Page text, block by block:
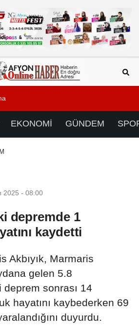
EKONOMİ GÜNDEM
2025 - 08:00
depremde 1
kaydetti
Akbıyık, Marmaris
gelen 5.8
sonrası 14
hayatını kaybederken 69
duyurdu.